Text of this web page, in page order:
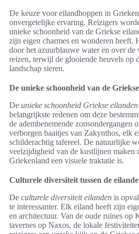
De keuze voor eilandhoppen in
onvergetelijke ervaring. Reizigers
unieke schoonheid van de Griekse
zijn eigen charmes en wonderen
door het azuurblauwe water en over de
reizen, terwijl de glooiende heuvels op
landschap sieren.
De unieke schoonheid van de
De unieke schoonheid Griekse eilanden
belangrijkste redenen om deze
de adembenemende zonsondergangen
verborgen baaitjes van Zakynthos, elk
schilderachtig tafereel. De natuurlijke
veelzijdigheid van de kustlijnen maken
Griekenland een visuele traktatie is.
Culturele diversiteit tussen de
De culturele diversiteit eilanden is
te interessanter. Elk eiland heeft zijn
en architectuur. Van de oude ruïnes op
tavernes op Naxos, de lokale